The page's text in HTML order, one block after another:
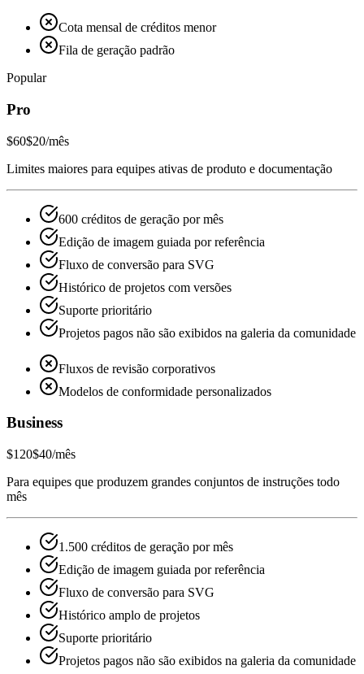
Cota mensal de créditos menor
Fila de geração padrão
Popular
Pro
$60$20/mês
Limites maiores para equipes ativas de produto e documentação
600 créditos de geração por mês
Edição de imagem guiada por referência
Fluxo de conversão para SVG
Histórico de projetos com versões
Suporte prioritário
Projetos pagos não são exibidos na galeria da comunidade
Fluxos de revisão corporativos
Modelos de conformidade personalizados
Business
$120$40/mês
Para equipes que produzem grandes conjuntos de instruções todo
mês
1.500 créditos de geração por mês
Edição de imagem guiada por referência
Fluxo de conversão para SVG
Histórico amplo de projetos
Suporte prioritário
Projetos pagos não são exibidos na galeria da comunidade